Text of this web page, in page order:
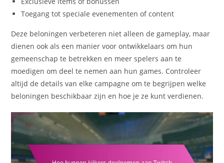
Toegang tot speciale evenementen of content
Deze beloningen verbeteren niet alleen de gameplay, maar
dienen ook als een manier voor ontwikkelaars om hun
gemeenschap te betrekken en meer spelers aan te
moedigen om deel te nemen aan hun games. Controleer
altijd de details van elke campagne om te begrijpen welke
beloningen beschikbaar zijn en hoe je ze kunt verdienen.